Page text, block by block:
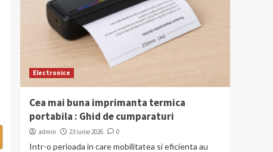
Electronice
Cea mai buna imprimanta termica
portabila : Ghid de cumparaturi
admin 23 iunie 2026 0
Intr-o perioada in care mobilitatea si eficienta au